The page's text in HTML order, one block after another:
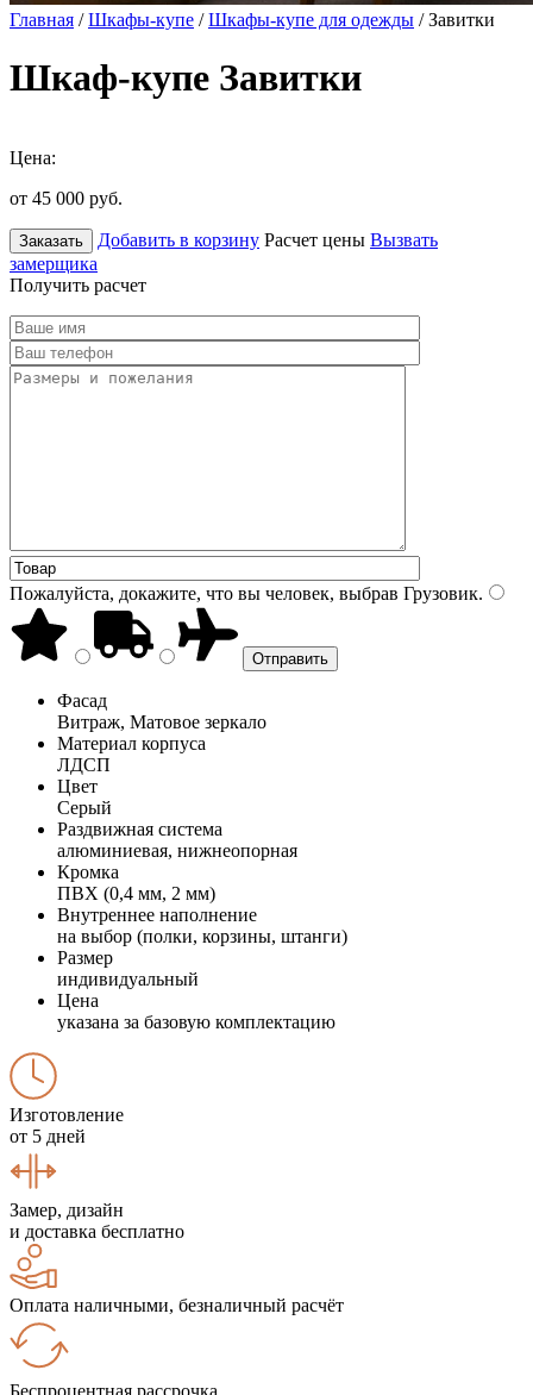
Главная /Шкафы-купе /Шкафы-купе для одежды / Завитки
Шкаф-купе Завитки
Цена:
от 45 000 руб.
Заказать Добавить в корзину Расчет цены Вызвать
замерщика
Получить расчет
Пожалуйста, докажите, что вы человек, выбрав Грузовик.
Фасад
Витраж, Матовое зеркало
Материал корпуса
ЛДСП
Цвет
Серый
Раздвижная система
алюминиевая, нижнеопорная
Кромка
ПВХ (0,4 мм, 2 мм)
Внутреннее наполнение
на выбор (полки, корзины, штанги)
Размер
индивидуальный
Цена
указана за базовую комплектацию
Изготовление
от 5 дней
Замер, дизайн
и доставка бесплатно
Оплата наличными, безналичный расчёт
Беспроцентная рассрочка